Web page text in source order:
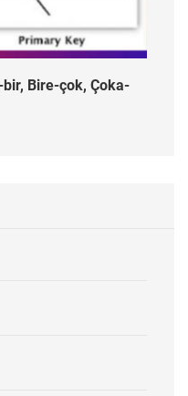
Bire-çok, Çoka-